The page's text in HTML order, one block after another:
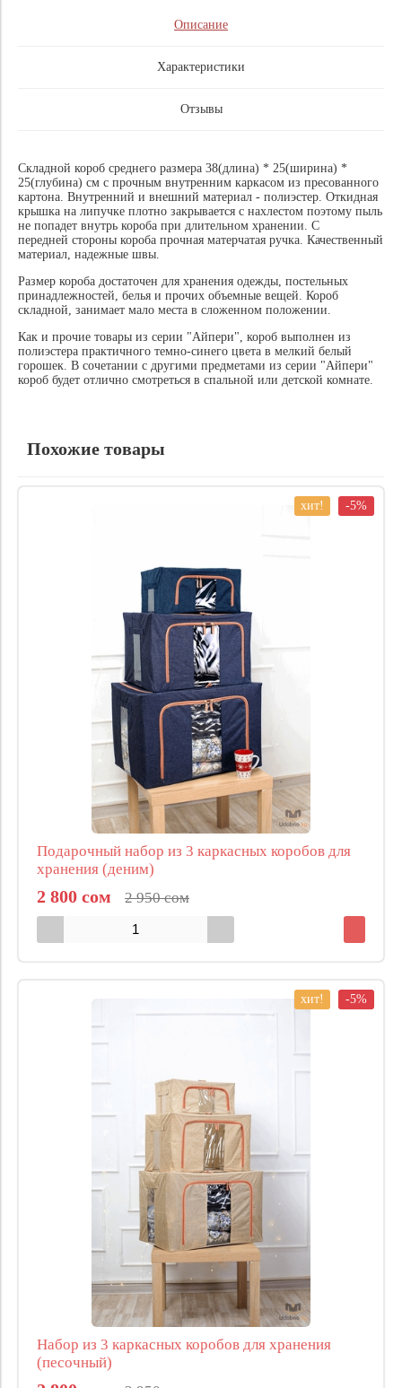
Описание
Характеристики
Отзывы
Складной короб среднего размера 38(длина) * 25(ширина) *
25(глубина) см с прочным внутренним каркасом из пресованного
картона. Внутренний и внешний материал - полиэстер. Откидная
крышка на липучке плотно закрывается с нахлестом поэтому пыль
не попадет внутрь короба при длительном хранении. С
передней стороны короба прочная матерчатая ручка. Качественный
материал, надежные швы.
Размер короба достаточен для хранения одежды, постельных
принадлежностей, белья и прочих объемные вещей. Короб
складной, занимает мало места в сложенном положении.
Как и прочие товары из серии "Айпери", короб выполнен из
полиэстера практичного темно-синего цвета в мелкий белый
горошек. В сочетании с другими предметами из серии "Айпери"
короб будет отлично смотреться в спальной или детской комнате.
Похожие товары
хит! -5%
Подарочный набор из 3 каркасных коробов для
хранения (деним)
2 800 сом 2 950 сом
хит! -5%
Набор из 3 каркасных коробов для хранения
(песочный)